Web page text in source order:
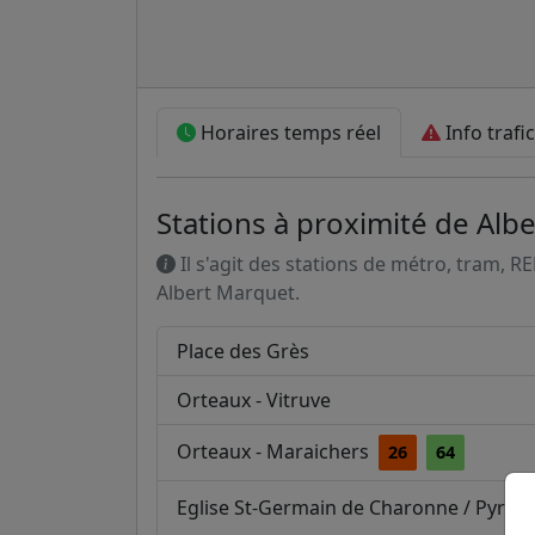
Horaires temps réel Info trafic
Stations à proximité de
Il s'agit des stations de métro, tram,
Albert Marquet.
Place des Grès
Orteaux - Vitruve
Orteaux - Maraichers 26 64
Eglise St-Germain de Charonne /